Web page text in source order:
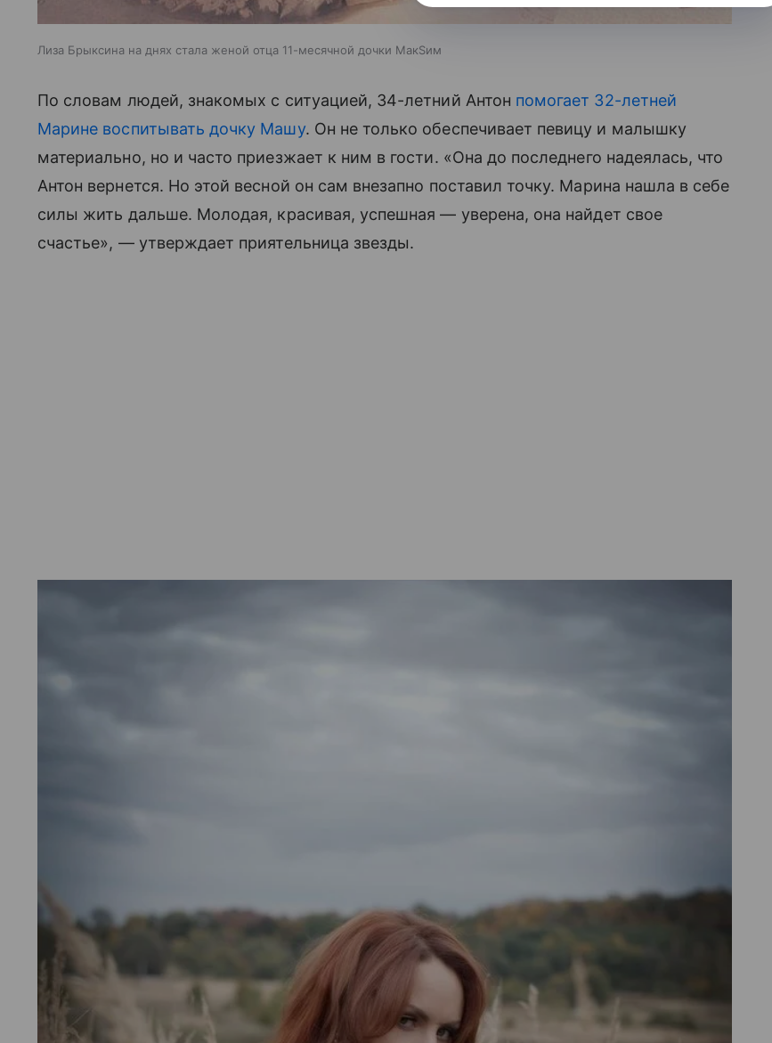
Лиза Брыксина на днях стала женой отца 11-месячной дочки МакSим
По словам людей, знакомых с ситуацией, 34-летний Антон помогает 32-летней
Марине воспитывать дочку Машу. Он не только обеспечивает певицу и малышку
материально, но и часто приезжает к ним в гости. «Она до последнего надеялась, что
Антон вернется. Но этой весной он сам внезапно поставил точку. Марина нашла в себе
силы жить дальше. Молодая, красивая, успешная — уверена, она найдет свое
счастье», — утверждает приятельница звезды.